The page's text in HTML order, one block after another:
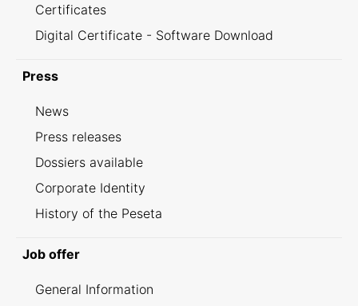
Certificates
Digital Certificate - Software Download
Press
News
Press releases
Dossiers available
Corporate Identity
History of the Peseta
Job offer
General Information